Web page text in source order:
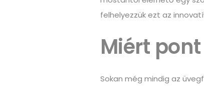
felhelyezzük ezt az
Miért
Sokan még mindig az